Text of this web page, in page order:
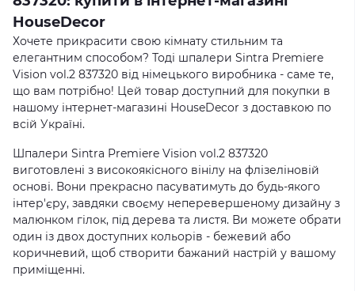
HouseDecor
Хочете прикрасити свою кімнату стильним та
елегантним способом? Тоді шпалери Sintra Premiere
Vision vol.2 837320 від німецького виробника - саме те,
що вам потрібно! Цей товар доступний для покупки в
нашому інтернет-магазині HouseDecor з доставкою по
всій Україні.
Шпалери Sintra Premiere Vision vol.2 837320
виготовлені з високоякісного вінілу на флізеліновій
основі. Вони прекрасно пасуватимуть до будь-якого
інтер'єру, завдяки своєму неперевершеному дизайну з
малюнком гілок, під дерева та листя. Ви можете обрати
один із двох доступних кольорів - бежевий або
коричневий, щоб створити бажаний настрій у вашому
приміщенні.